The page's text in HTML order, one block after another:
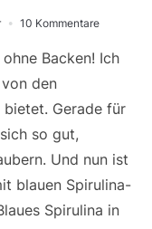
10 Kommentare
Backen! Ich
den
Gerade für
so gut,
Und nun ist
blauen Spirulina-
Spirulina in